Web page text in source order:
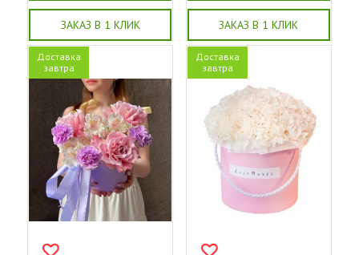
ЗАКАЗ В 1 КЛИК ЗАКАЗ В 1 КЛИК
Доставка
завтра
Доставка
завтра